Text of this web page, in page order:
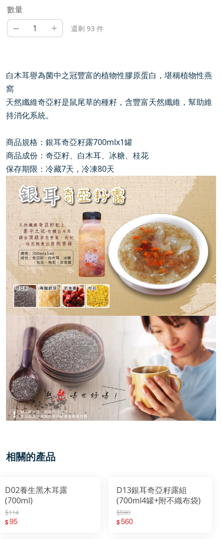
數量
– + 還剩 93 件
白木耳譽為菌中之冠豐富的植物性膠原蛋白，堪稱植物性燕
窩
天然纖維奇亞籽是鼠尾草的種籽，含豐富天然纖維，幫助維
持消化系統。
商品規格：銀耳奇亞籽露700mlx1罐
商品成份：奇亞籽、白木耳、冰糖、桂花
保存期限：冷藏7天，冷凍80天
相關的產品
D02養生黑木耳露
(700ml)
$114
$95
D13銀耳奇亞籽露組
(700ml4罐+附不織布袋)
$590
$560